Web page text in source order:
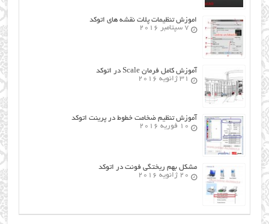
اموزش تنظیمات پلات نقشه های اتوکد
7 سپتامبر 2016
آموزش کامل فرمان Scale در اتوکد
31 ژانویه 2016
آموزش تنظیم ضخامت خطوط در پرینت اتوکد
10 فوریه 2016
مشکل بهم ریختگی فونت در اتوکد
20 ژانویه 2016